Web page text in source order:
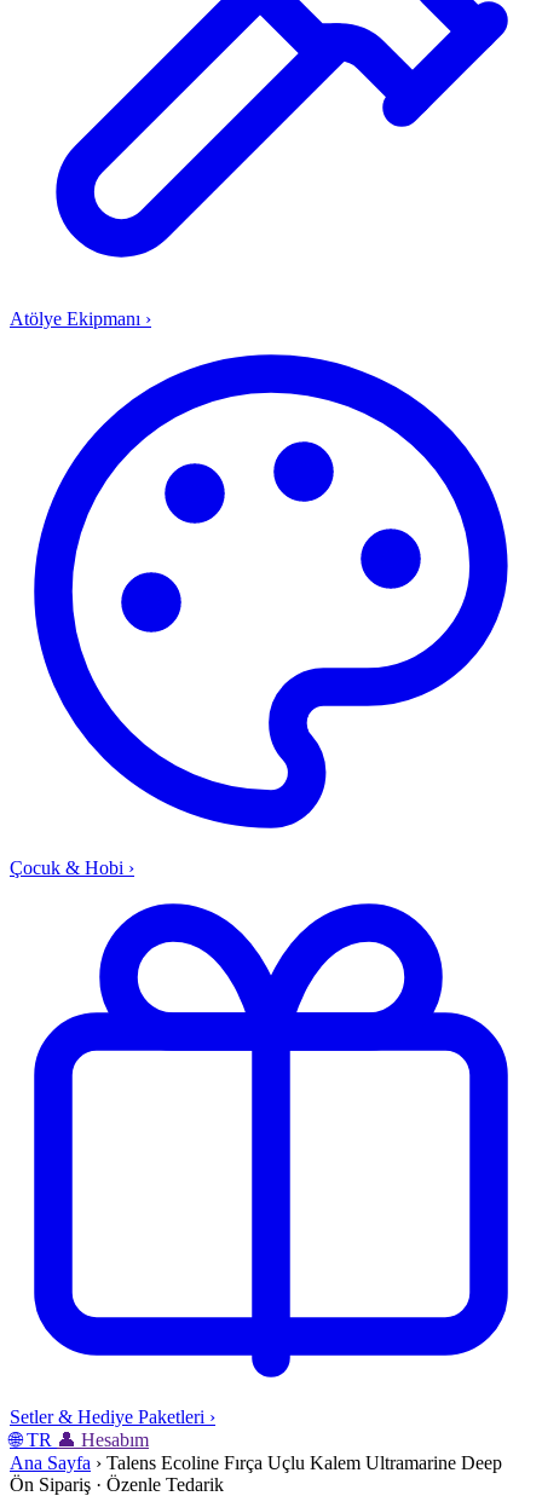
Atölye Ekipmanı ›
Çocuk & Hobi ›
Setler & Hediye Paketleri ›
🌐 TR 👤 Hesabım
Ana Sayfa › Talens Ecoline Fırça Uçlu Kalem Ultramarine Deep
Ön Sipariş · Özenle Tedarik